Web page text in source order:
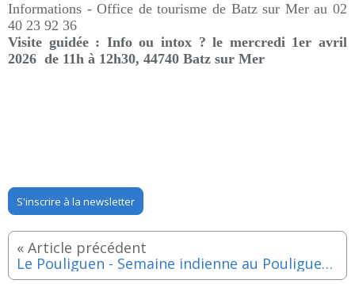
Informations -Office de tourisme de Batz sur Mer au02
40 23 92 36
Visite guidée : Info ou intox ? le mercredi 1er avril
2026 de 11h à 12h30, 44740 Batz sur Mer
S'inscrire à la newsletter
Le Pouliguen - Semaine indienne au Pouliguen jusqu'au vendredi 13 mars 2026